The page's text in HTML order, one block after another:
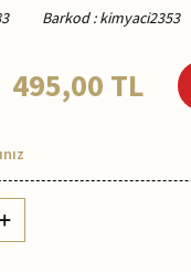
Barkod : kimyaci2353
495,00 TL